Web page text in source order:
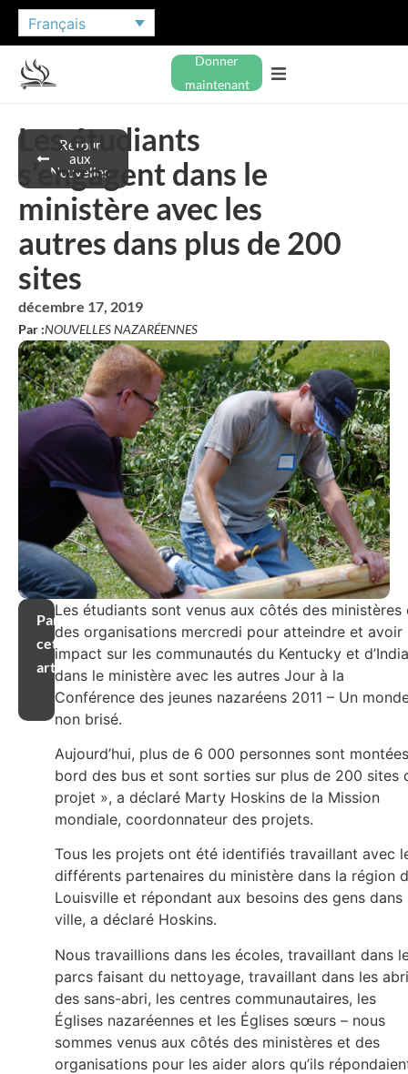
Français
Donner
maintenant
Retour
aux
Nouvelles
Les étudiants
s’engagent dans le
ministère avec les
autres dans plus de 200
sites
décembre 17, 2019
Par :NOUVELLES NAZARÉENNES
Partager
cet
article
Les étudiants sont venus aux côtés des ministères
des organisations mercredi pour atteindre et avoir
impact sur les communautés du Kentucky et
dans le ministère avec les autres Jour à la
Conférence des jeunes nazaréens 2011 – Un
non brisé.
Aujourd’hui, plus de 6 000 personnes sont
bord des bus et sont sorties sur plus de 200 sites
projet », a déclaré Marty Hoskins de la Mission
mondiale, coordonnateur des projets.
Tous les projets ont été identifiés travaillant avec
différents partenaires du ministère dans la région
Louisville et répondant aux besoins des gens dans
ville, a déclaré Hoskins.
Nous travaillions dans les écoles, travaillant dans
parcs faisant du nettoyage, travaillant dans les
des sans-abri, les centres communautaires, les
Églises nazaréennes et les Églises sœurs – nous
sommes venus aux côtés des ministères et des
organisations pour les aider alors qu’ils